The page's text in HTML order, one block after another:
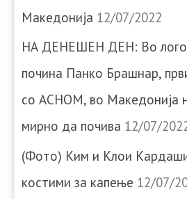
Македонија 12/07/2022
НА ДЕНЕШЕН ДЕН: Во
почина Панко Брашнар,
со АСНОМ, во Македонија
мирно да почива 12/07/
(Фото) Ким и Клои
костими за капење 12/07/